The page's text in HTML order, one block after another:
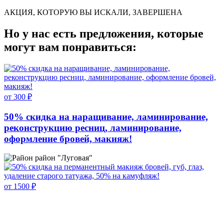
АКЦИЯ, КОТОРУЮ ВЫ ИСКАЛИ, ЗАВЕРШЕНА
Но у нас есть предложения, которые
могут вам понравиться:
от 300 ₽
50% скидка на наращивание, ламинирование,
реконструкцию ресниц, ламинирование,
оформление бровей, макияж!
район "Луговая"
от 1500 ₽